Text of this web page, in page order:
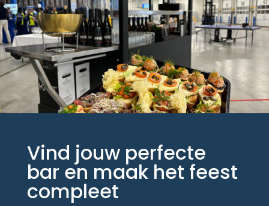
Vind jouw perfecte
bar en maak het feest
compleet